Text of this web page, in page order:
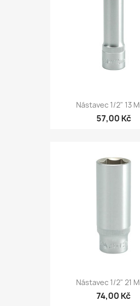
Nástavec 1/2" 13
57,00 Kč
Nástavec 1/2" 21
74,00 Kč